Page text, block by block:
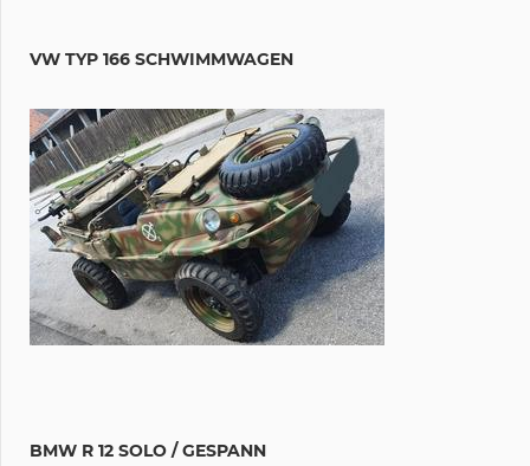
VW TYP 166 SCHWIMMWAGEN
BMW R 12 SOLO / GESPANN